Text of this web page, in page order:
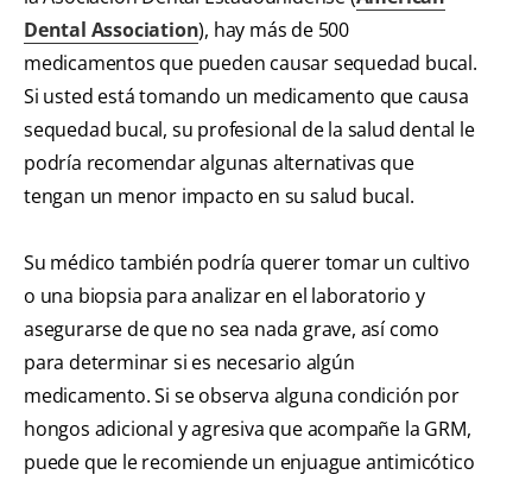
Dental Association), hay más de 500
medicamentos que pueden causar sequedad bucal.
Si usted está tomando un medicamento que causa
sequedad bucal, su profesional de la salud dental le
podría recomendar algunas alternativas que
tengan un menor impacto en su salud bucal.
Su médico también podría querer tomar un cultivo
o una biopsia para analizar en el laboratorio y
asegurarse de que no sea nada grave, así como
para determinar si es necesario algún
medicamento. Si se observa alguna condición por
hongos adicional y agresiva que acompañe la GRM,
puede que le recomiende un enjuague antimicótico